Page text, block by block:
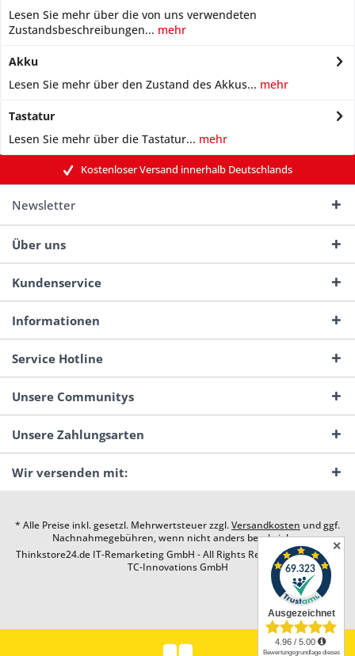
Lesen Sie mehr über die von uns verwendeten
Zustandsbeschreibungen... mehr
Akku
Lesen Sie mehr über den Zustand des Akkus... mehr
Tastatur
Lesen Sie mehr über die Tastatur... mehr
Kostenloser Versand innerhalb Deutschlands
Newsletter
Über uns
Kundenservice
Informationen
Service Hotline
Unsere Communitys
Unsere Zahlungsarten
Wir versenden mit:
* Alle Preise inkl. gesetzl. Mehrwertsteuer zzgl.Versandkosten und ggf.
Nachnahmegebühren, wenn nicht anders beschrieben
Thinkstore24.de IT-Remarketing GmbH - All Rights Reserved. Design by
TC-Innovations GmbH
✕